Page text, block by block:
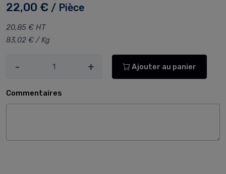
22,00 € / Pièce
20,85 € HT
83,02 € / Kg
- + Ajouter au panier
Commentaires